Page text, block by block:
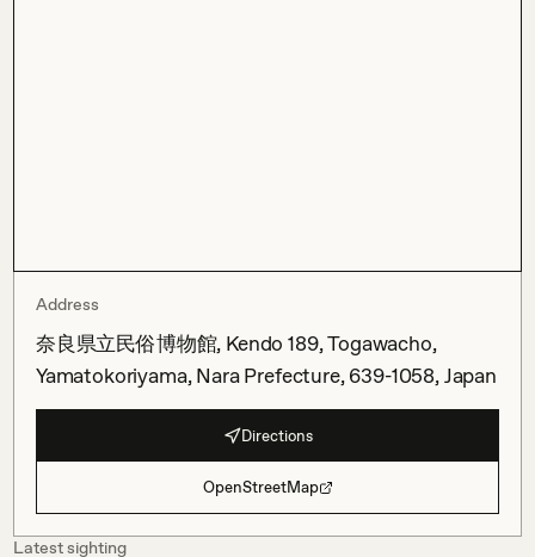
Address
奈良県立民俗博物館, Kendo 189, Togawacho,
Yamatokoriyama, Nara Prefecture, 639-1058, Japan
Directions
OpenStreetMap
Latest sighting